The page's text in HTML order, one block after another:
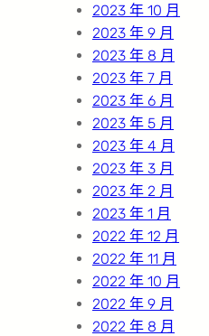
2023 年 10 月
2023 年 9 月
2023 年 8 月
2023 年 7 月
2023 年 6 月
2023 年 5 月
2023 年 4 月
2023 年 3 月
2023 年 2 月
2023 年 1 月
2022 年 12 月
2022 年 11 月
2022 年 10 月
2022 年 9 月
2022 年 8 月